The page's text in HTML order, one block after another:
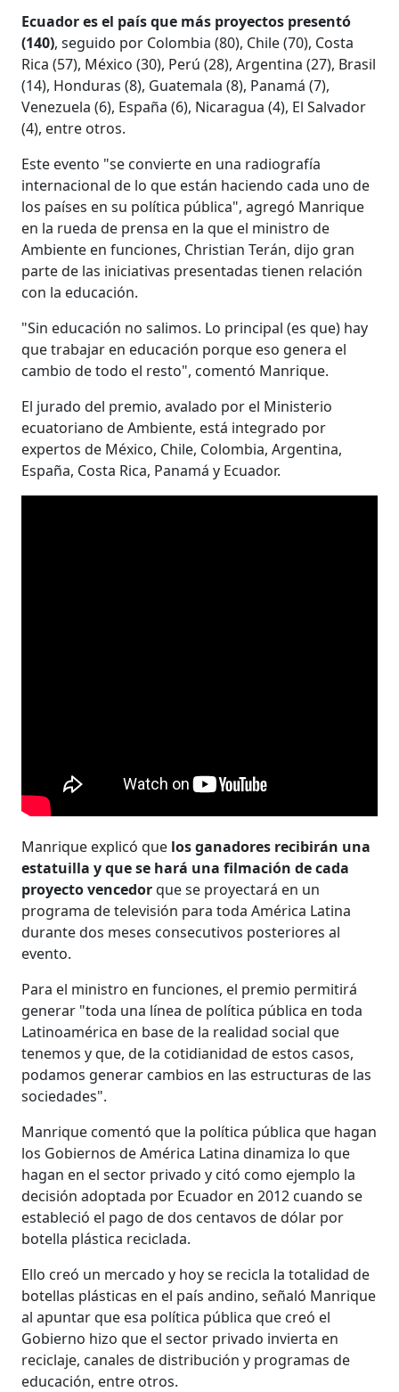
Ecuador es el país que más proyectos presentó
(140), seguido por Colombia (80), Chile (70), Costa
Rica (57), México (30), Perú (28), Argentina (27), Brasil
(14), Honduras (8), Guatemala (8), Panamá (7),
Venezuela (6), España (6), Nicaragua (4), El Salvador
(4), entre otros.
Este evento "se convierte en una radiografía
internacional de lo que están haciendo cada uno de
los países en su política pública", agregó Manrique
en la rueda de prensa en la que el ministro de
Ambiente en funciones, Christian Terán, dijo gran
parte de las iniciativas presentadas tienen relación
con la educación.
"Sin educación no salimos. Lo principal (es que) hay
que trabajar en educación porque eso genera el
cambio de todo el resto", comentó Manrique.
El jurado del premio, avalado por el Ministerio
ecuatoriano de Ambiente, está integrado por
expertos de México, Chile, Colombia, Argentina,
España, Costa Rica, Panamá y Ecuador.
Manrique explicó que los ganadores recibirán una
estatuilla y que se hará una filmación de cada
proyecto vencedorque se proyectará en un
programa de televisión para toda América Latina
durante dos meses consecutivos posteriores al
evento.
Para el ministro en funciones, el premio permitirá
generar "toda una línea de política pública en toda
Latinoamérica en base de la realidad social que
tenemos y que, de la cotidianidad de estos casos,
podamos generar cambios en las estructuras de las
sociedades".
Manrique comentó que la política pública que hagan
los Gobiernos de América Latina dinamiza lo que
hagan en el sector privado y citó como ejemplo la
decisión adoptada por Ecuador en 2012 cuando se
estableció el pago de dos centavos de dólar por
botella plástica reciclada.
Ello creó un mercado y hoy se recicla la totalidad de
botellas plásticas en el país andino, señaló Manrique
al apuntar que esa política pública que creó el
Gobierno hizo que el sector privado invierta en
reciclaje, canales de distribución y programas de
educación, entre otros.